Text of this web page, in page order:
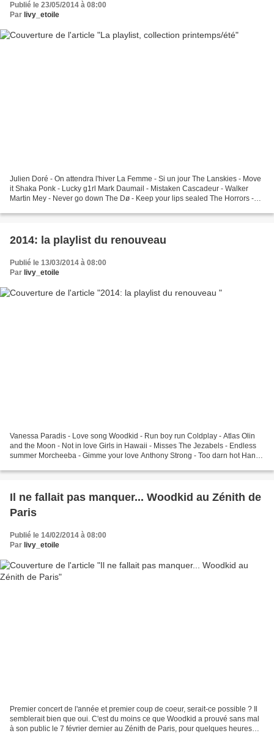
Publié le 23/05/2014 à 08:00
Par livy_etoile
Julien Doré - On attendra l'hiver La Femme - Si un jour The Lanskies - Move
it Shaka Ponk - Lucky g1rl Mark Daumail - Mistaken Cascadeur - Walker
Martin Mey - Never go down The Dø - Keep your lips sealed The Horrors -
2014: la playlist du renouveau
Publié le 13/03/2014 à 08:00
Par livy_etoile
Vanessa Paradis - Love song Woodkid - Run boy run Coldplay - Atlas Olin
and the Moon - Not in love Girls in Hawaii - Misses The Jezabels - Endless
summer Morcheeba - Gimme your love Anthony Strong - Too darn hot Hanni
Il ne fallait pas manquer... Woodkid au Zénith de
Paris
Publié le 14/02/2014 à 08:00
Par livy_etoile
Premier concert de l'année et premier coup de coeur, serait-ce possible ? Il
semblerait bien que oui. C'est du moins ce que Woodkid a prouvé sans mal
à son public le 7 février dernier au Zénith de Paris, pour quelques heures